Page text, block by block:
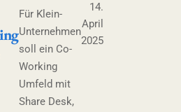
Für Klein-
Unternehmen
soll ein Co-
Working
Umfeld mit
Share Desk,
14.
April
2025